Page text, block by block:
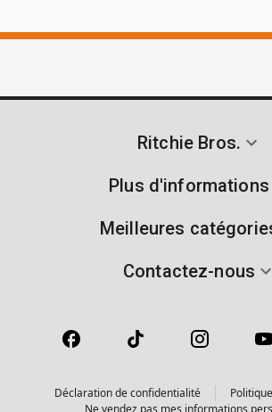
Ritchie Bros.
Plus d'informations
Meilleures
Contactez-nous
Déclaration de confidentialité
Ne vendez pas mes informations